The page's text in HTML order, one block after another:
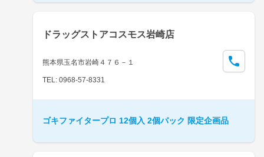
ドラッグストアコスモス岩崎店
熊本県玉名市岩崎４７６－１
TEL: 0968-57-8331
ゴキファイタープロ 12個入 2個パック 限定企画品